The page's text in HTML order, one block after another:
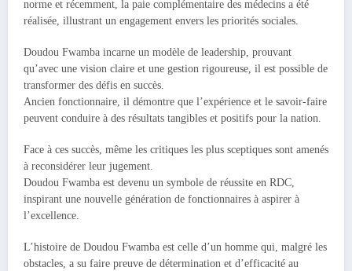
norme et récemment, la paie complémentaire des médecins a été
réalisée, illustrant un engagement envers les priorités sociales.
Doudou Fwamba incarne un modèle de leadership, prouvant
qu’avec une vision claire et une gestion rigoureuse, il est possible de
transformer des défis en succès.
Ancien fonctionnaire, il démontre que l’expérience et le savoir-faire
peuvent conduire à des résultats tangibles et positifs pour la nation.
Face à ces succès, même les critiques les plus sceptiques sont amenés
à reconsidérer leur jugement.
Doudou Fwamba est devenu un symbole de réussite en RDC,
inspirant une nouvelle génération de fonctionnaires à aspirer à
l’excellence.
L’histoire de Doudou Fwamba est celle d’un homme qui, malgré les
obstacles, a su faire preuve de détermination et d’efficacité au